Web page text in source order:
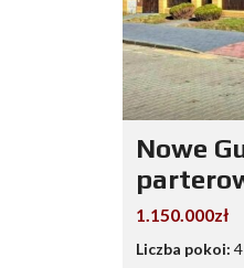
Nowe
1.150.000zł
Liczba pokoi: 4